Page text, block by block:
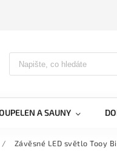
A SAUNY
/ Závěsné LED světlo Tooy